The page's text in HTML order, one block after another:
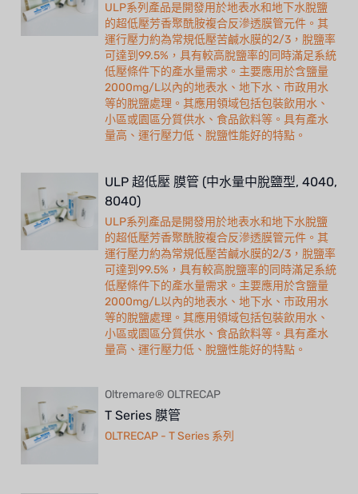
ULP系列產品是開發用於地表水和地下水脫鹽
的超低壓芳香聚酰胺複合反滲透膜管元件。其
運行壓力約為常規低壓苦鹹水膜的2/3，脫鹽率
可達到99.5%，具有較高脫鹽率的同時滿足系統
低壓條件下的產水量需求。主要應用於含鹽量
2000mg/L以內的地表水、地下水、市政用水
等的脫鹽處理。其應用領域包括包裝飲用水、
小區或園區分質供水、食品飲料等。具有產水
量高、運行壓力低、脫鹽性能好的特點。
ULP 超低壓 膜管 (中水量中脫鹽型, 4040,
8040)
ULP系列產品是開發用於地表水和地下水脫鹽
的超低壓芳香聚酰胺複合反滲透膜管元件。其
運行壓力約為常規低壓苦鹹水膜的2/3，脫鹽率
可達到99.5%，具有較高脫鹽率的同時滿足系統
低壓條件下的產水量需求。主要應用於含鹽量
2000mg/L以內的地表水、地下水、市政用水
等的脫鹽處理。其應用領域包括包裝飲用水、
小區或園區分質供水、食品飲料等。具有產水
量高、運行壓力低、脫鹽性能好的特點。
Oltremare® OLTRECAP
T Series 膜管
OLTRECAP - T Series 系列